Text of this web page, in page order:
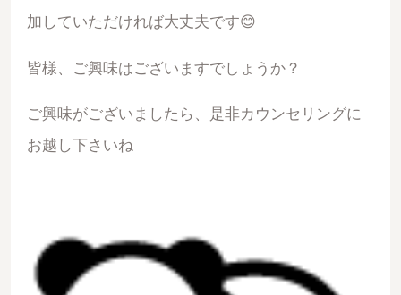
加していただければ大丈夫です😊
皆様、ご興味はございますでしょうか？
ご興味がございましたら、是非カウンセリングに
お越し下さいね